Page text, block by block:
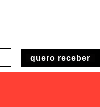
quero receber